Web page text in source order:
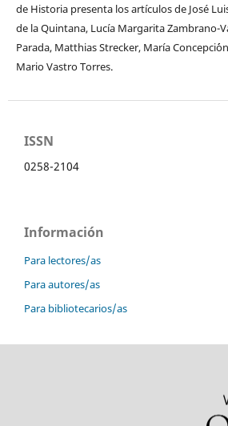
de Historia presenta los artículos de José
de la Quintana, Lucía Margarita Zambrano-
Parada, Matthias Strecker, María
Mario Vastro Torres.
ISSN
0258-2104
Información
Para lectores/as
Para autores/as
Para bibliotecarios/as